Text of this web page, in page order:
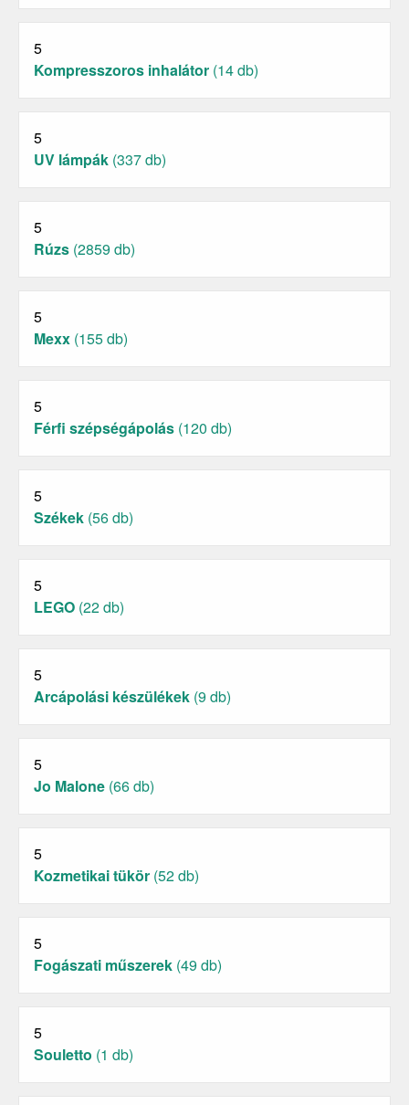
5
Kompresszoros inhalátor (14 db)
5
UV lámpák (337 db)
5
Rúzs (2859 db)
5
Mexx (155 db)
5
Férfi szépségápolás (120 db)
5
Székek (56 db)
5
LEGO (22 db)
5
Arcápolási készülékek (9 db)
5
Jo Malone (66 db)
5
Kozmetikai tükör (52 db)
5
Fogászati műszerek (49 db)
5
Souletto (1 db)